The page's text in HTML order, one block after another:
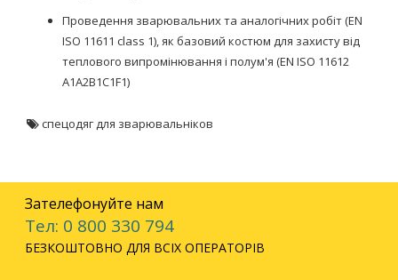
Проведення зварювальних та аналогічних робіт (EN
ISO 11611 class 1), як базовий костюм для захисту від
теплового випромінювання і полум'я (EN ISO 11612
A1A2B1C1F1)
спецодяг для зварювальніков
Зателефонуйте нам
Тел: 0 800 330 794
БЕЗКОШТОВНО ДЛЯ ВСІХ ОПЕРАТОРІВ